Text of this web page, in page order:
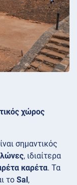
χώρος
σημαντικός
, ιδιαίτερα
καρέτα. Τα
το Sal,